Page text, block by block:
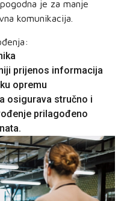
je za manje
komunikacija.
prijenos informacija
opremu
osigurava stručno i
prilagođeno